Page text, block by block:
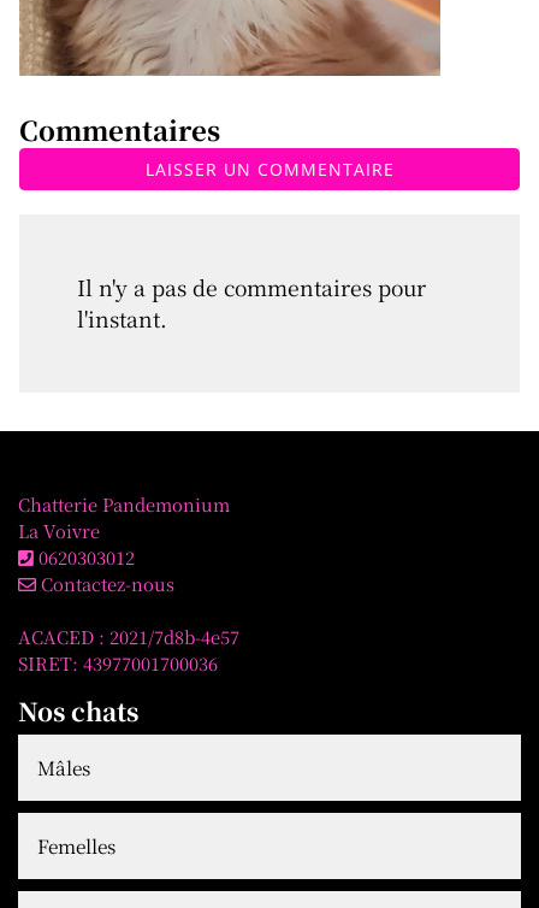
Commentaires
LAISSER UN COMMENTAIRE
Il n'y a pas de commentaires pour
l'instant.
Chatterie Pandemonium
La Voivre
0620303012
Contactez-nous
ACACED : 2021/7d8b-4e57
SIRET: 43977001700036
Nos chats
Mâles
Femelles